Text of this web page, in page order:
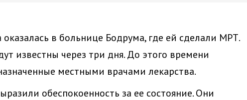
оказалась в больнице Бодрума, где ей сделали МРТ.
известны через три дня. До этого времени
местными врачами лекарства.
обеспокоенность за ее состояние. Они